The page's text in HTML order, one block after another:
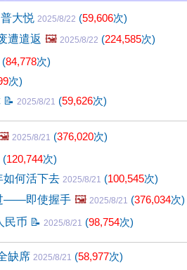
大悦 2025/8/22 (59,606次)
遭遣返 🖼️ 2025/8/22 (224,585次)
(84,778次)
次)
📝 2025/8/21 (59,626次)
2025/8/21 (376,020次)
(120,744次)
如何活下去 2025/8/21 (100,545次)
——即使握手 🖼️ 2025/8/21 (376,034次)
民币 📝 2025/8/21 (98,754次)
缺席 2025/8/21 (58,977次)